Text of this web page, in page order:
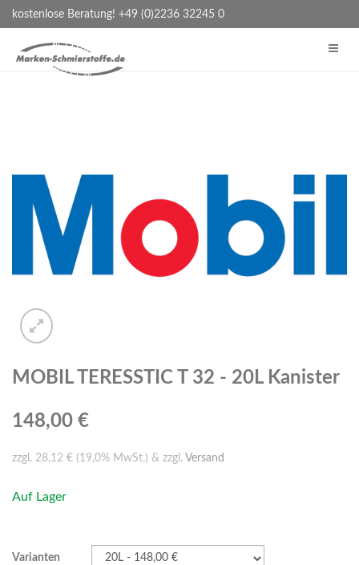
kostenlose Beratung! +49 (0)2236 32245 0
MOBIL TERESSTIC T 32 - 20L Kanister
148,00 €
zzgl. 28,12 € (19,0% MwSt.) & zzgl. Versand
Auf Lager
Varianten